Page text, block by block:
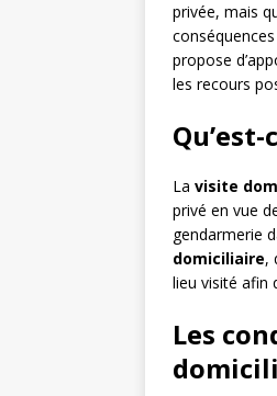
privée, mais
propose
les recours
La visite
privé en vue
gendarmerie
domiciliaire,
lieu visité afin
Les